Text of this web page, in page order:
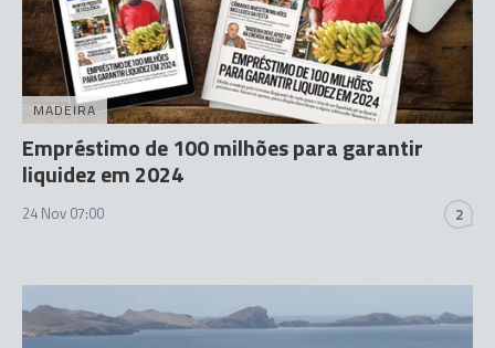
MADEIRA
Empréstimo de 100 milhões para garantir
liquidez em 2024
24 Nov 07:00 2